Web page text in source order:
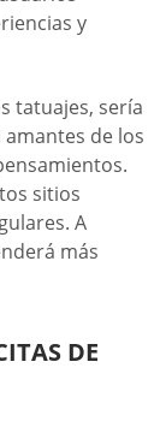
y
tatuajes, sería
de los
sitios
A
más
DE